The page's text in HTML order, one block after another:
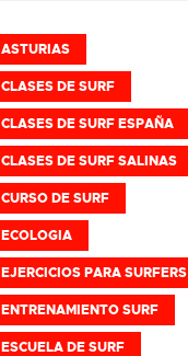
ASTURIAS
CLASES DE SURF
CLASES DE SURF ESPAÑA
CLASES DE SURF SALINAS
CURSO DE SURF
ECOLOGIA
EJERCICIOS PARA SURFERS
ENTRENAMIENTO SURF
ESCUELA DE SURF